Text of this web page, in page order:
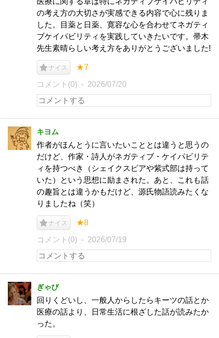
の考え方の大切さが実感できる内容で心に残りま
した。目薬と日薬、寛容な心を合わせてネガティ
ブケイパビリティを実践していきたいです。帚木
先生素晴らしい考え方をありがとうございました!
ナイス ★7
コメント(0) 2026/07/20
キヨム
作者がほんとうに言いたいこととは違うと思うの
だけど、作家・詩人がネガティブ・ケイパビリテ
ィを持つべき（シェイクスピアや紫式部は持って
いた）という思想に励まされた。あと、これも話
の趣旨とは違うかもだけど、源氏物語読みたくな
りましたね（笑）
ナイス ★8
コメント(0) 2026/07/19
ぎゃび
回りくどいし、一般人からしたらキーツの話とか
医療の話より、日常生活に根ざした話が読みたか
った。